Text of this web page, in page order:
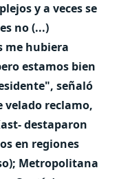
y a veces se
no (...)
me hubiera
estamos bien
señaló
velado reclamo,
destaparon
en regiones
Metropolitana